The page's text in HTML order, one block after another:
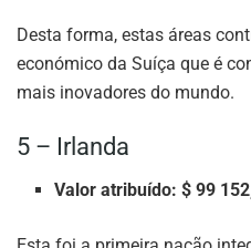
Desta forma, estas áreas
económico da Suíça que é
mais inovadores do mundo.
5 – Irlanda
Valor atribuído: $ 99